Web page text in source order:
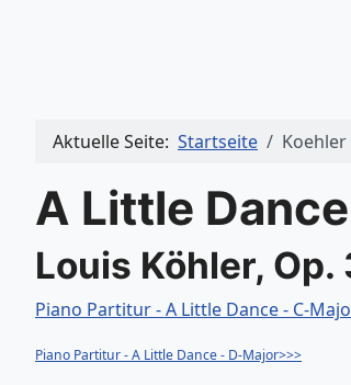
Aktuelle Seite: Startseite Koehler
A Little Dance
Louis Köhler, Op.
Piano Partitur - A Little Dance - C-
Piano Partitur - A Little Dance - D-Major>>>